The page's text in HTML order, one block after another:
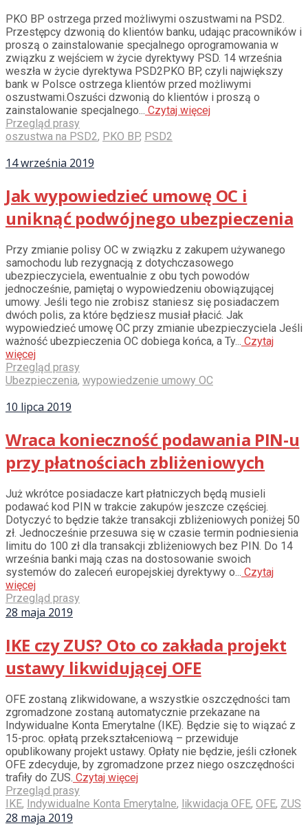
PKO BP ostrzega przed możliwymi oszustwami na PSD2.
Przestępcy dzwonią do klientów banku, udając pracowników i
proszą o zainstalowanie specjalnego oprogramowania w
związku z wejściem w życie dyrektywy PSD. 14 września
weszła w życie dyrektywa PSD2PKO BP, czyli największy
bank w Polsce ostrzega klientów przed możliwymi
oszustwami.Oszuści dzwonią do klientów i proszą o
zainstalowanie specjalnego... Czytaj więcej
Przegląd prasy
oszustwa na PSD2, PKO BP, PSD2
14 września 2019
Jak wypowiedzieć umowę OC i
uniknąć podwójnego ubezpieczenia
Przy zmianie polisy OC w związku z zakupem używanego
samochodu lub rezygnacją z dotychczasowego
ubezpieczyciela, ewentualnie z obu tych powodów
jednocześnie, pamiętaj o wypowiedzeniu obowiązującej
umowy. Jeśli tego nie zrobisz staniesz się posiadaczem
dwóch polis, za które będziesz musiał płacić. Jak
wypowiedzieć umowę OC przy zmianie ubezpieczyciela Jeśli
ważność ubezpieczenia OC dobiega końca, a Ty... Czytaj
więcej
Przegląd prasy
Ubezpieczenia, wypowiedzenie umowy OC
10 lipca 2019
Wraca konieczność podawania PIN-u
przy płatnościach zbliżeniowych
Już wkrótce posiadacze kart płatniczych będą musieli
podawać kod PIN w trakcie zakupów jeszcze częściej.
Dotyczyć to będzie także transakcji zbliżeniowych poniżej 50
zł. Jednocześnie przesuwa się w czasie termin podniesienia
limitu do 100 zł dla transakcji zbliżeniowych bez PIN. Do 14
września banki mają czas na dostosowanie swoich
systemów do zaleceń europejskiej dyrektywy o... Czytaj
więcej
Przegląd prasy
28 maja 2019
IKE czy ZUS? Oto co zakłada projekt
ustawy likwidującej OFE
OFE zostaną zlikwidowane, a wszystkie oszczędności tam
zgromadzone zostaną automatycznie przekazane na
Indywidualne Konta Emerytalne (IKE). Będzie się to wiązać z
15-proc. opłatą przekształceniową – przewiduje
opublikowany projekt ustawy. Opłaty nie będzie, jeśli członek
OFE zdecyduje, by zgromadzone przez niego oszczędności
trafiły do ZUS. Czytaj więcej
Przegląd prasy
IKE, Indywidualne Konta Emerytalne, likwidacja OFE, OFE, ZUS
28 maja 2019